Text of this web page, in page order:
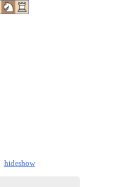
hideshow